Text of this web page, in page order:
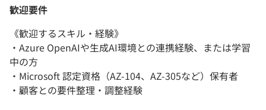
歓迎要件
《歓迎するスキル・経験》
・Azure OpenAIや生成AI環境との連携経験、または学習
中の方
・Microsoft 認定資格（AZ-104、AZ-305など）保有者
・顧客との要件整理・調整経験